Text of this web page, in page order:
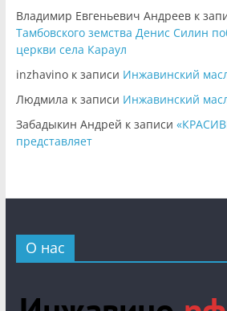
Владимир Евгеньевич Андреевк
Тамбовского земства Денис Силин
церкви села Караул
inzhavinoк записи Инжавинский
Людмила к записи Инжавинский
Забадыкин Андрей к записи
представляет
О нас